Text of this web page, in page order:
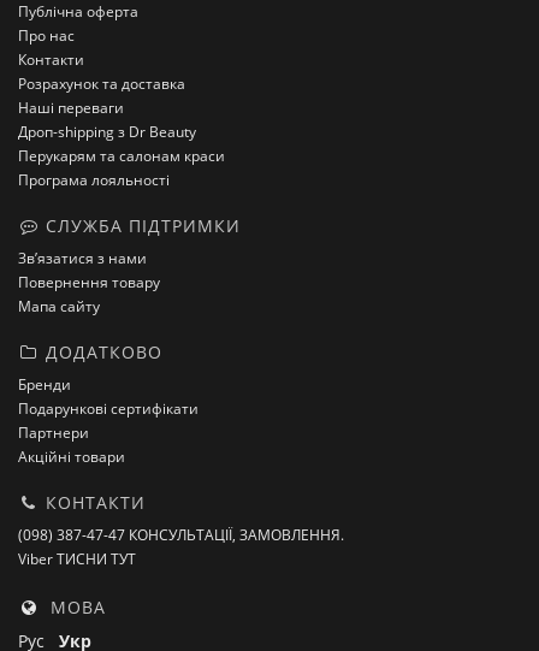
Публічна оферта
Про нас
Контакти
Розрахунок та доставка
Наші переваги
Дроп-shipping з Dr Beauty
Перукарям та салонам краси
Програма лояльності
СЛУЖБА ПІДТРИМКИ
Зв’язатися з нами
Повернення товару
Мапа сайту
ДОДАТКОВО
Бренди
Подарункові сертифікати
Партнери
Акційні товари
КОНТАКТИ
(098) 387-47-47 КОНСУЛЬТАЦІЇ, ЗАМОВЛЕННЯ.
Viber ТИСНИ ТУТ
МОВА
Рус Укр